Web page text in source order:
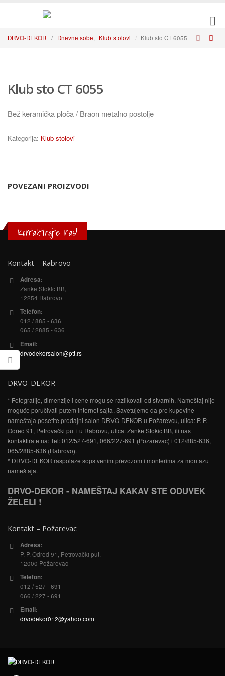
DRVO-DEKOR / Dnevne sobe, Klub stolovi Klub sto CT 6055
Klub sto CT 6055
Bež keramička ploča / Braon metalno postolje
Kategorija: Klub stolovi
POVEZANI PROIZVODI
Kontaktirajte nas!
Kontakt – Rabrovo
Adresa:
Žanke Stokić BB,
12254 Rabrovo
Telefon:
012 / 885 - 636
065 / 2885 - 636
Email:
drvodekorsalon@ptt.rs
DRVO-DEKOR
* Fotografije, dimenzije i cene mogu se razlikovati od stvarnih. Nameštaj nije
moguće poručivati putem internet sajta. Savetujemo da pre kupovine
nameštaja posetite prodajni salon DRVO-DEKOR u Požarevcu, ulica: P. P.
Odred 91, Petrovački put i u Rabrovu, ulica: Žanke Stokić BB, ili nas
kontaktirate na: Tel: 012/527-691, 066/227-691 (Požarevac) i 012/885-636,
065/2885-636 (Rabrovo).
* DRVO-DEKOR raspolaže sopstvenim prevozom i monterima za montažu
nameštaja.
DRVO-DEKOR - NAMEŠTAJ KAKAV STE ODUVEK
ŽELELI !
Kontakt – Požarevac
Adresa:
P. P. Odred 91, Petrovački put,
12000 Požarevac
Telefon:
012 / 527 - 691
066 / 227 - 691
Email:
drvodekor012@yahoo.com